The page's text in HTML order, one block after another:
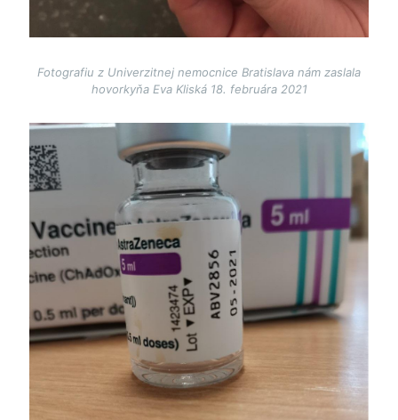
Fotografiu z Univerzitnej nemocnice Bratislava nám zaslala
hovorkyňa Eva Kliská 18. februára 2021
Image